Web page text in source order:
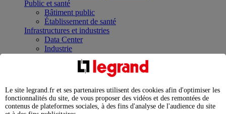
Public et santé
Bâtiment public
Établissement de santé
Infrastructures et industries
Data Center
Industrie
Infrastructures
Contrôler et planifier le fonctionnement des appareils
Répartir et optimiser son tableau électrique
Legrand Data Center Solutions : concentrer les
expertises au service de vos performances
Le site legrand.fr et ses partenaires utilisent des cookies afin d'optimiser les
fonctionnalités du site, de vous proposer des vidéos et des remontées de
contenus de plateformes sociales, à des fins d'analyse de l'audience du site